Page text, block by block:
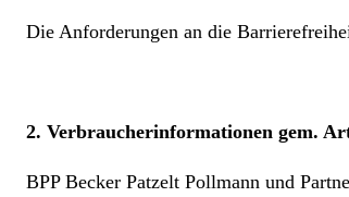
Die Anforderungen an die
2. Verbraucherinformationen gem.
BPP Becker Patzelt Pollmann und